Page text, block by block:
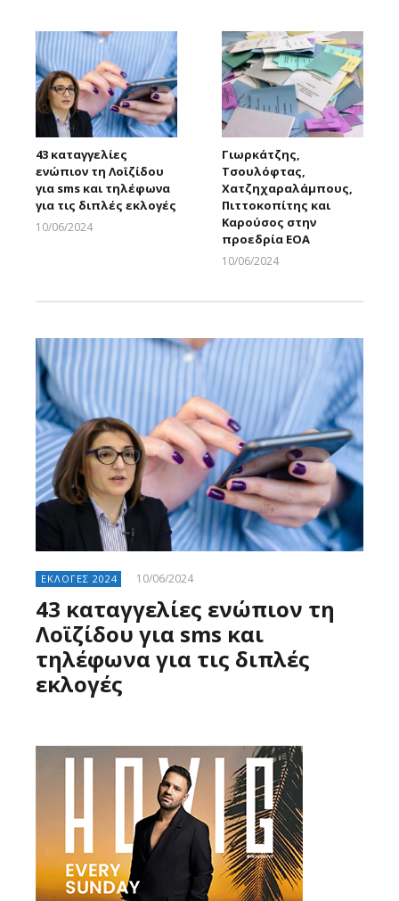
43 καταγγελίες
ενώπιον τη Λοϊζίδου
για sms και τηλέφωνα
για τις διπλές εκλογές
10/06/2024
Γιωρκάτζης,
Τσουλόφτας,
Χατζηχαραλάμπους,
Πιττοκοπίτης και
Καρούσος στην
προεδρία ΕΟΑ
10/06/2024
ΕΚΛΟΓΕΣ 2024 10/06/2024
43 καταγγελίες ενώπιον τη
Λοϊζίδου για sms και
τηλέφωνα για τις διπλές
εκλογές